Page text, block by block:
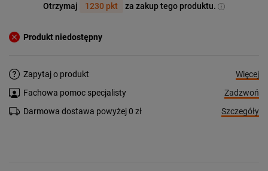
Otrzymaj 1230 pkt za zakup tego produktu.
Produkt niedostępny
Zapytaj o produkt
Więcej
Fachowa pomoc specjalisty
Zadzwoń
Darmowa dostawa powyżej 0 zł
Szczegóły